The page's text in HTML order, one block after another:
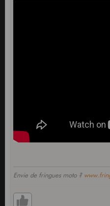
Envie de fringues moto ?